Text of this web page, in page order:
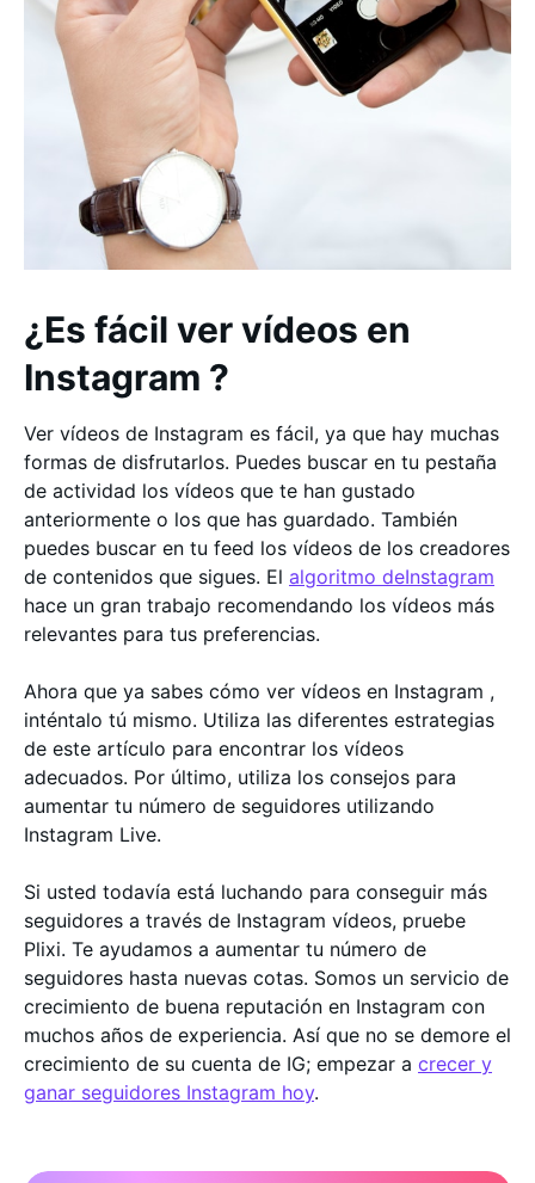
¿Es fácil ver vídeos en
Instagram ?
Ver vídeos de Instagram es fácil, ya que hay muchas
formas de disfrutarlos. Puedes buscar en tu pestaña
de actividad los vídeos que te han gustado
anteriormente o los que has guardado. También
puedes buscar en tu feed los vídeos de los creadores
de contenidos que sigues. El algoritmo deInstagram
hace un gran trabajo recomendando los vídeos más
relevantes para tus preferencias.
Ahora que ya sabes cómo ver vídeos en Instagram ,
inténtalo tú mismo. Utiliza las diferentes estrategias
de este artículo para encontrar los vídeos
adecuados. Por último, utiliza los consejos para
aumentar tu número de seguidores utilizando
Instagram Live.
Si usted todavía está luchando para conseguir más
seguidores a través de Instagram vídeos, pruebe
Plixi. Te ayudamos a aumentar tu número de
seguidores hasta nuevas cotas. Somos un servicio de
crecimiento de buena reputación en Instagram con
muchos años de experiencia. Así que no se demore el
crecimiento de su cuenta de IG; empezar a crecer y
ganar seguidores Instagram hoy.